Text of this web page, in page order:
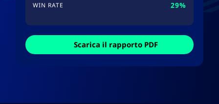
WIN RATE 29%
Scarica il rapporto PDF